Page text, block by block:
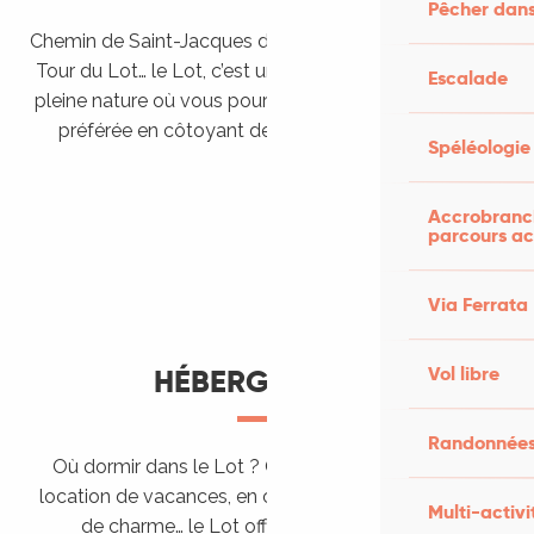
Pêcher
Escalade
Spéléologie
parcours
Via Ferrata
Vol libre
Multi-
Chemin de Saint-Jacques de Compostelle, Véloroutes,
Tour du Lot… le Lot, c’est une véritable destination de
pleine nature où vous pourrez pratiquer votre activité
préférée en côtoyant des paysages grandioses.
HÉBERGEMENTS
Où dormir dans le Lot ? Chez l’habitant, dans une
location de vacances, en camping, ou dans un hôtel
de charme… le Lot offre des hébergements